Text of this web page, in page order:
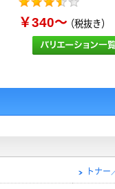
￥340～（税抜き）
トナ